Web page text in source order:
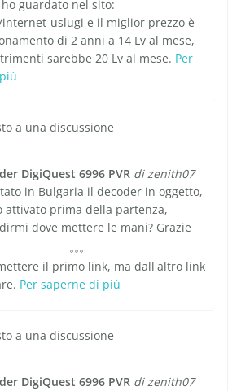
guardato nel sito:
uslugi e il miglior prezzo è
di 2 anni a 14 Lv al mese,
sarebbe 20 Lv al mese. Per
a una discussione
DigiQuest 6996 PVR di zenith07
in Bulgaria il decoder in oggetto,
attivato prima della partenza,
dove mettere le mani? Grazie
il primo link, ma dall'altro link
Per saperne di più
a una discussione
DigiQuest 6996 PVR di zenith07